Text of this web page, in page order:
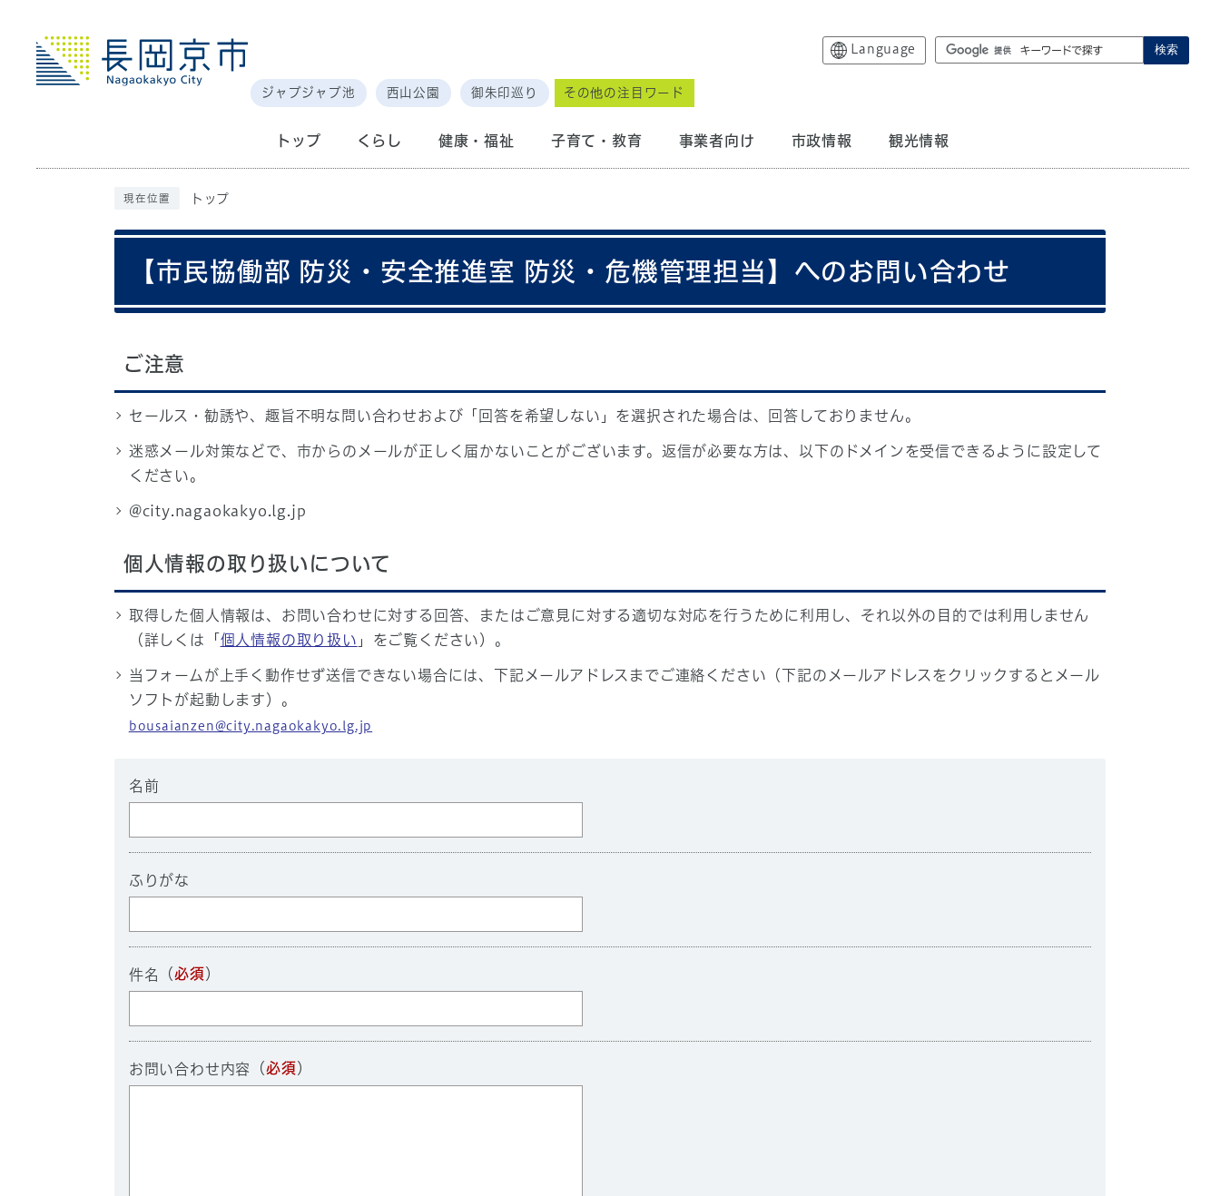
Language 検索
ジャブジャブ池 西山公園 御朱印巡り その他の注目ワード
トップ くらし 健康・福祉 子育て・教育 事業者向け 市政情報 観光情報
現在位置 トップ
【市民協働部 防災・安全推進室 防災・危機管理担当】へのお問い合わせ
ご注意
セールス・勧誘や、趣旨不明な問い合わせおよび「回答を希望しない」を選択された場合は、回答しておりません。
迷惑メール対策などで、市からのメールが正しく届かないことがございます。返信が必要な方は、以下のドメインを受信できるように設定して
ください。
@city.nagaokakyo.lg.jp
個人情報の取り扱いについて
取得した個人情報は、お問い合わせに対する回答、またはご意見に対する適切な対応を行うために利用し、それ以外の目的では利用しません
（詳しくは「 個人情報の取り扱い 」をご覧ください）。
当フォームが上手く動作せず送信できない場合には、下記メールアドレスまでご連絡ください（下記のメールアドレスをクリックするとメール
ソフトが起動します）。
bousaianzen@city.nagaokakyo.lg.jp
名前
ふりがな
件名 （必須 ）
お問い合わせ内容 （必須 ）